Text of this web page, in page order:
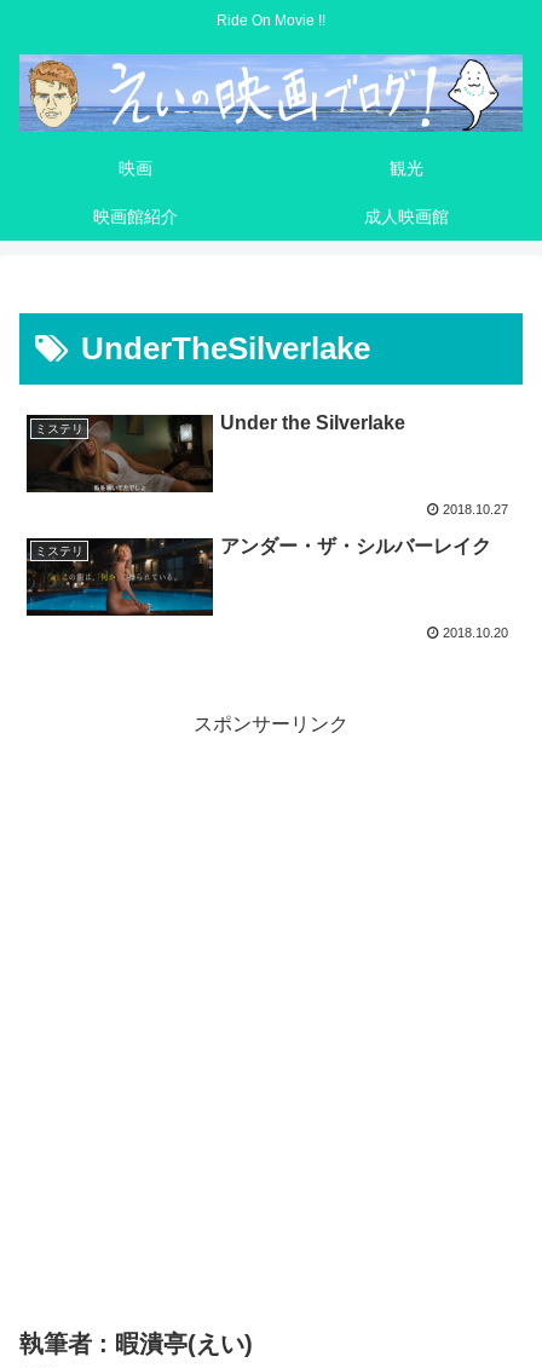
Ride On Movie !!
映画 観光
映画館紹介 成人映画館
UnderTheSilverlake
ミステリ Under the Silverlake
2018.10.27
ミステリ アンダー・ザ・シルバーレイク
2018.10.20
スポンサーリンク
執筆者 : 暇潰亭(えい)